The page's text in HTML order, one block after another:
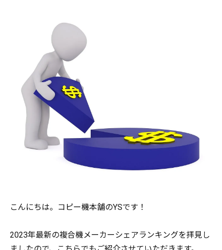
こんにちは。コピー機本舗のYSです！
2023年最新の複合機メーカーシェアランキングを拝見し